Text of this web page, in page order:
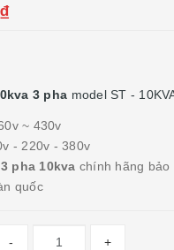
3 pha model ST -
~ 430v
- 220v - 380v
pha 10kva chính hãng bảo
quốc
- +